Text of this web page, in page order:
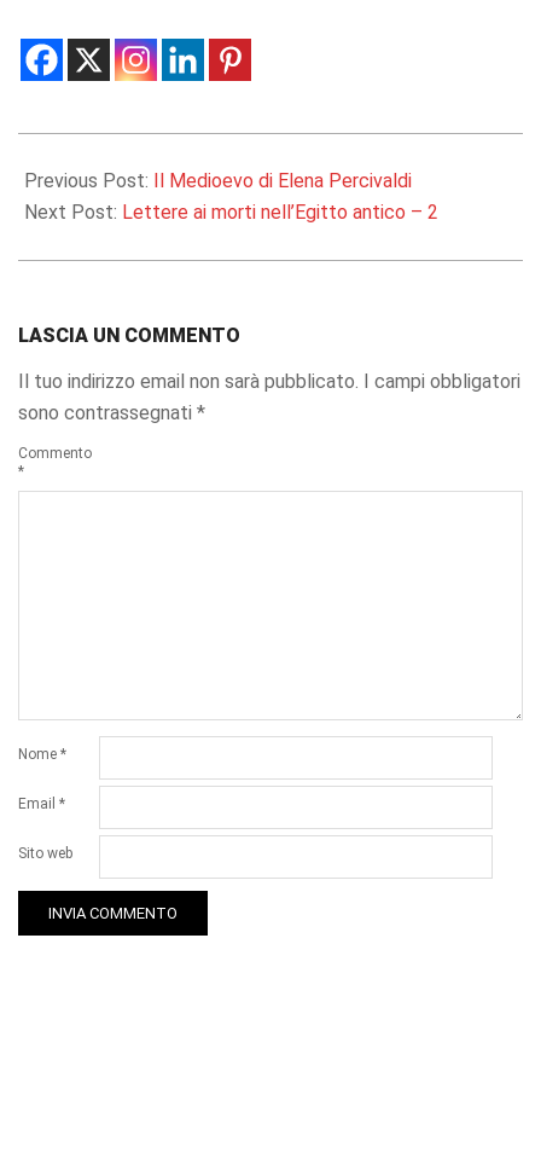
09-
05
Previous Post: Il Medioevo di Elena Percivaldi
Next Post: Lettere ai morti nell’Egitto antico – 2
LASCIA UN COMMENTO
Il tuo indirizzo email non sarà pubblicato. I campi obbligatori
sono contrassegnati *
Commento
*
Nome *
Email *
Sito web